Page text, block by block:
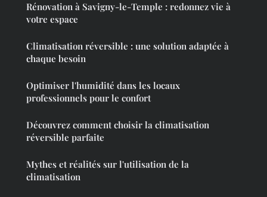
Rénovation à Savigny-le-Temple : redonnez vie à
votre espace
Climatisation réversible : une solution adaptée à
chaque besoin
Optimiser l'humidité dans les locaux
professionnels pour le confort
Découvrez comment choisir la climatisation
réversible parfaite
Mythes et réalités sur l'utilisation de la
climatisation